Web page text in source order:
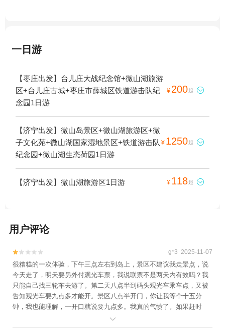
一日游
【枣庄出发】台儿庄大战纪念馆+微山湖旅游
区+台儿庄古城+枣庄市薛城区铁道游击队纪
念园1日游
¥ 200起 
【济宁出发】微山岛景区+微山湖旅游区+微
子文化苑+微山湖国家湿地景区+铁道游击队
纪念园+微山湖生态荷园1日游
¥ 1250起 
【济宁出发】微山湖旅游区1日游 ¥ 118起 
用户评论

 g*3 2025-11-07
很糟糕的一次体验，下午三点左右到岛上，景区不建议我走景点，说
今天走了，明天要另外付观光车票，我说联票不是两天内有效吗？我
只能自己找三轮车去游了。第二天八点半到码头观光车乘车点，又被
告知观光车要九点多才能开。景区八点半开门，你让我等个十五分
钟，我也能理解，一开口就说要九点多。我真的气愤了。如果赶时
间，不建议买联票，等待时间太久。我现在还在等船出岛，等啊等。
